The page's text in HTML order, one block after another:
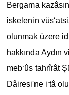
Bergama
iskelenin
olunmak üzere
hakkında
meb‘ûs tahrîrât
Dâiresi'ne i‘tâ